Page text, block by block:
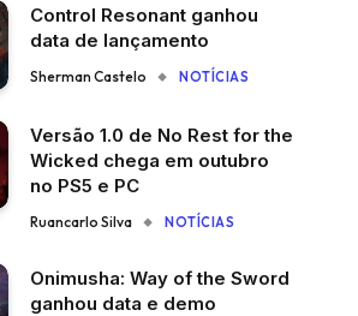
Control Resonant ganhou
data de lançamento
Sherman Castelo NOTÍCIAS
Versão 1.0 de No Rest for the
Wicked chega em outubro
no PS5 e PC
Ruancarlo Silva NOTÍCIAS
Onimusha: Way of the Sword
ganhou data e demo